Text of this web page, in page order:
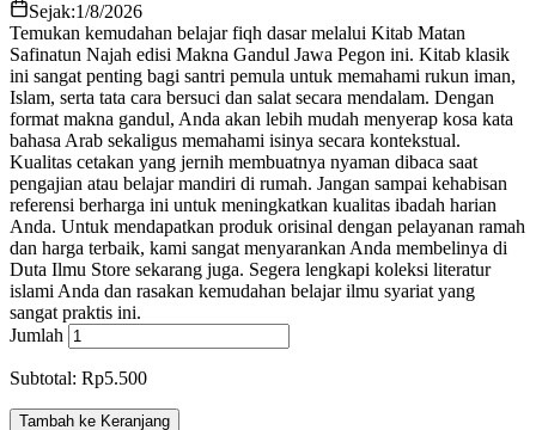
Sejak:1/8/2026
Temukan kemudahan belajar fiqh dasar melalui Kitab Matan
Safinatun Najah edisi Makna Gandul Jawa Pegon ini. Kitab klasik
ini sangat penting bagi santri pemula untuk memahami rukun iman,
Islam, serta tata cara bersuci dan salat secara mendalam. Dengan
format makna gandul, Anda akan lebih mudah menyerap kosa kata
bahasa Arab sekaligus memahami isinya secara kontekstual.
Kualitas cetakan yang jernih membuatnya nyaman dibaca saat
pengajian atau belajar mandiri di rumah. Jangan sampai kehabisan
referensi berharga ini untuk meningkatkan kualitas ibadah harian
Anda. Untuk mendapatkan produk orisinal dengan pelayanan ramah
dan harga terbaik, kami sangat menyarankan Anda membelinya di
Duta Ilmu Store sekarang juga. Segera lengkapi koleksi literatur
islami Anda dan rasakan kemudahan belajar ilmu syariat yang
sangat praktis ini.
Jumlah
Subtotal: Rp5.500
Tambah ke Keranjang